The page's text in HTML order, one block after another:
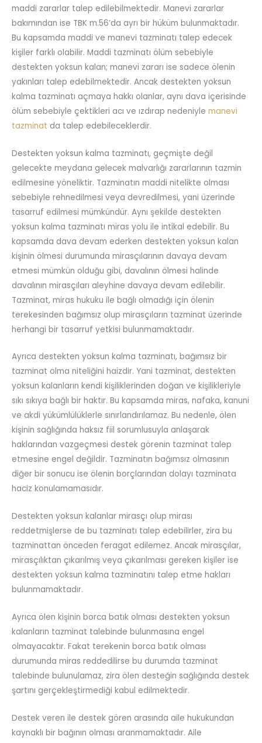
maddi zararlar talep edilebilmektedir. Manevi zararlar
bakımından ise TBK m.56’da ayrı bir hüküm bulunmaktadır.
Bu kapsamda maddi ve manevi tazminatı talep edecek
kişiler farklı olabilir. Maddi tazminatı ölüm sebebiyle
destekten yoksun kalan; manevi zararı ise sadece ölenin
yakınları talep edebilmektedir. Ancak destekten yoksun
kalma tazminatı açmaya hakkı olanlar, aynı dava içerisinde
ölüm sebebiyle çektikleri acı ve ızdırap nedeniyle manevi
tazminat da talep edebileceklerdir.
Destekten yoksun kalma tazminatı, geçmişte değil
gelecekte meydana gelecek malvarlığı zararlarının tazmin
edilmesine yöneliktir. Tazminatın maddi nitelikte olması
sebebiyle rehnedilmesi veya devredilmesi, yani üzerinde
tasarruf edilmesi mümkündür. Aynı şekilde destekten
yoksun kalma tazminatı miras yolu ile intikal edebilir. Bu
kapsamda dava devam ederken destekten yoksun kalan
kişinin ölmesi durumunda mirasçılarının davaya devam
etmesi mümkün olduğu gibi, davalının ölmesi halinde
davalının mirasçıları aleyhine davaya devam edilebilir.
Tazminat, miras hukuku ile bağlı olmadığı için ölenin
terekesinden bağımsız olup mirasçıların tazminat üzerinde
herhangi bir tasarruf yetkisi bulunmamaktadır.
Ayrıca destekten yoksun kalma tazminatı, bağımsız bir
tazminat olma niteliğini haizdir. Yani tazminat, destekten
yoksun kalanların kendi kişiliklerinden doğan ve kişilikleriyle
sıkı sıkıya bağlı bir haktır. Bu kapsamda miras, nafaka, kanuni
ve akdi yükümlülüklerle sınırlandırılamaz. Bu nedenle, ölen
kişinin sağlığında haksız fiil sorumlusuyla anlaşarak
haklarından vazgeçmesi destek görenin tazminat talep
etmesine engel değildir. Tazminatın bağımsız olmasının
diğer bir sonucu ise ölenin borçlarından dolayı tazminata
haciz konulamamasıdır.
Destekten yoksun kalanlar mirasçı olup mirası
reddetmişlerse de bu tazminatı talep edebilirler, zira bu
tazminattan önceden feragat edilemez. Ancak mirasçılar,
mirasçılıktan çıkarılmış veya çıkarılması gereken kişiler ise
destekten yoksun kalma tazminatını talep etme hakları
bulunmamaktadır.
Ayrıca ölen kişinin borca batık olması destekten yoksun
kalanların tazminat talebinde bulunmasına engel
olmayacaktır. Fakat terekenin borca batık olması
durumunda miras reddedilirse bu durumda tazminat
talebinde bulunulamaz, zira ölen desteğin sağlığında destek
şartını gerçekleştirmediği kabul edilmektedir.
Destek veren ile destek gören arasında aile hukukundan
kaynaklı bir bağının olması aranmamaktadır. Aile